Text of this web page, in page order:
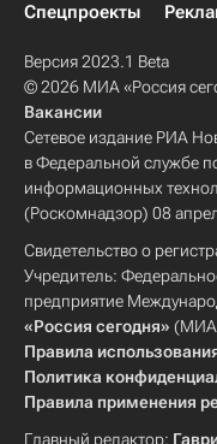
Спецпроекты
Версия 2023.1 Beta
© 2026 МИА «Россия
Вакансии
Сетевое издание РИА
в Федеральной службе
информационных
(Роскомнадзор) 08
Свидетельство о
Учредитель:
предприятие
«Россия сегодня» (МИА
Правила
Политика
Правила применения
Главный редактор: